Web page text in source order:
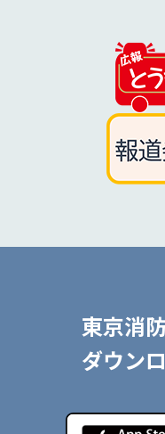
東京消
ダウン